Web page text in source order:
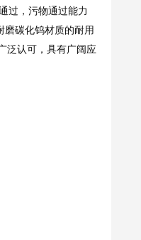
过，污物通过能力
磨碳化钨材质的耐用
泛认可，具有广阔应